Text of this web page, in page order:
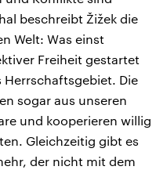
beschreibt Žižek die
Welt: Was einst
Freiheit gestartet
Die
sogar aus unseren
und kooperieren willig
Gleichzeitig gibt es
der nicht mit dem